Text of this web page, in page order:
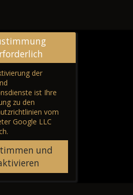
der
ist Ihre
zu den
vom
Google LLC
und